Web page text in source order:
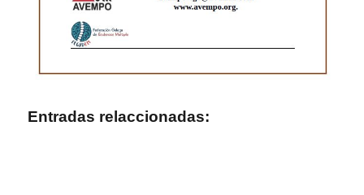
Entradas relaccionadas: